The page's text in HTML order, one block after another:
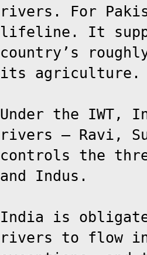
rivers. For
lifeline. It
country’s
its agriculture.
Under the IWT,
rivers – Ravi,
controls the
and Indus.
India is
rivers to flow